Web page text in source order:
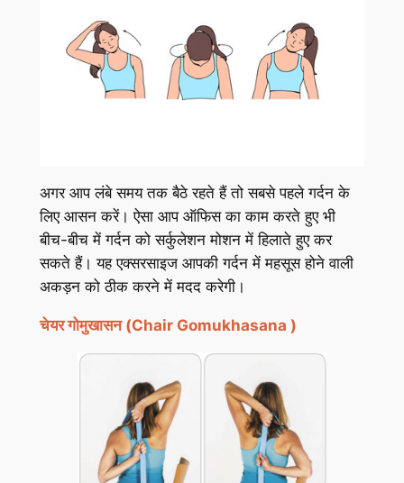
अगर आप लंबे समय तक बैठे रहते हैं तो सबसे पहले गर्दन के
लिए आसन करें। ऐसा आप ऑफिस का काम करते हुए भी
बीच-बीच में गर्दन को सर्कुलेशन मोशन में हिलाते हुए कर
सकते हैं। यह एक्सरसाइज आपकी गर्दन में महसूस होने वाली
अकड़न को ठीक करने में मदद करेगी।
चेयर गोमुखासन (Chair Gomukhasana )